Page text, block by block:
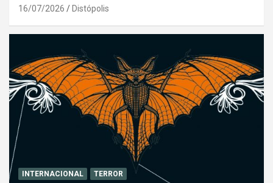
16/07/2026 Distópolis
INTERNACIONAL TERROR